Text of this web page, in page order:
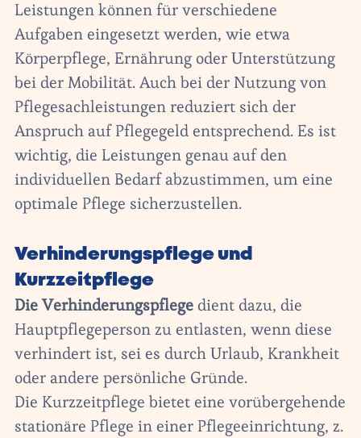
Leistungen können für verschiedene
Aufgaben eingesetzt werden, wie etwa
Körperpflege, Ernährung oder Unterstützung
bei der Mobilität. Auch bei der Nutzung von
Pflegesachleistungen reduziert sich der
Anspruch auf Pflegegeld entsprechend. Es ist
wichtig, die Leistungen genau auf den
individuellen Bedarf abzustimmen, um eine
optimale Pflege sicherzustellen.
Verhinderungspflege und
Kurzzeitpflege
Die Verhinderungspflegedient dazu, die
Hauptpflegeperson zu entlasten, wenn diese
verhindert ist, sei es durch Urlaub, Krankheit
oder andere persönliche Gründe.
Die Kurzzeitpflege bietet eine vorübergehende
stationäre Pflege in einer Pflegeeinrichtung, z.